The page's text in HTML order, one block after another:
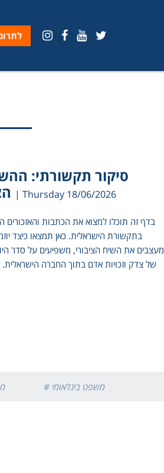
סיקור תקשורתי:
| Thursday 18/06/2026
בדף זה תוכלו למצוא את הכתבות והאזכורים
בתקשורת הישראלית. כאן תמצאו כיצד
מעצבים את השיח הציבורי, משפיעים על סדר
של צדק וזכויות אדם בתוך החברה הישראלית.
# משפט בינלאומי